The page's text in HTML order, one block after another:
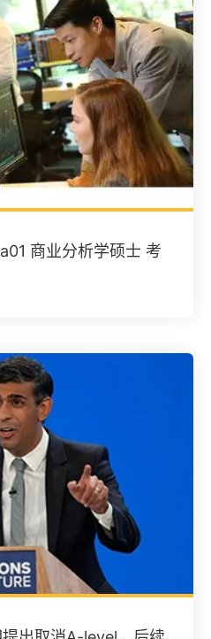
商业分析学硕士 考